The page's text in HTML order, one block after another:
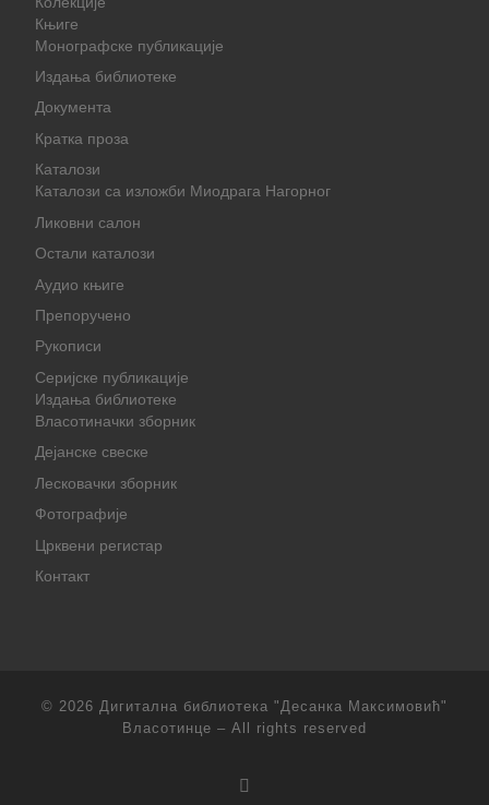
Књиге
Монографске публикације
Издања библиотеке
Документа
Кратка проза
Каталози
Каталози са изложби Миодрага Нагорног
Ликовни салон
Остали каталози
Аудио књиге
Препоручено
Рукописи
Серијске публикације
Издања библиотеке
Власотиначки зборник
Дејанске свеске
Лесковачки зборник
Фотографије
Црквени регистар
Контакт
© 2026 Дигитална библиотека "Десанка Максимовић"
Власотинце – All rights reserved